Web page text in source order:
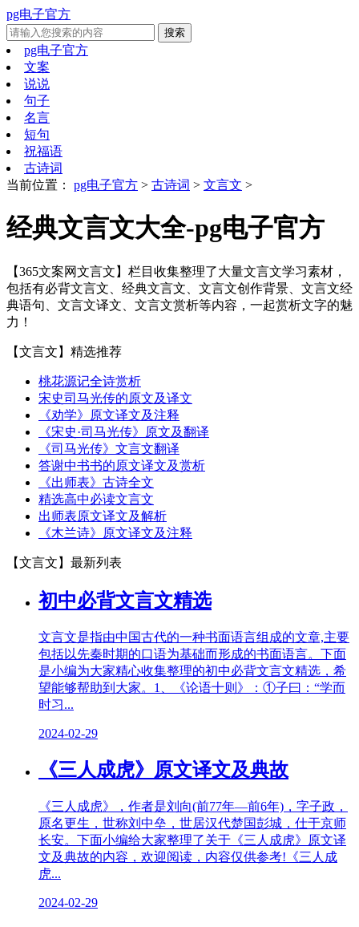
pg电子官方
pg电子官方
文案
说说
句子
名言
短句
祝福语
古诗词
当前位置：
pg电子官方 > 古诗词 > 文言文 >
经典文言文大全-pg电子官方
【365文案网文言文】栏目收集整理了大量文言文学习素材，
包括有必背文言文、经典文言文、文言文创作背景、文言文经
典语句、文言文译文、文言文赏析等内容，一起赏析文字的魅
力！
【文言文】 精选推荐
桃花源记全诗赏析
宋史司马光传的原文及译文
《劝学》原文译文及注释
《宋史·司马光传》原文及翻译
《司马光传》文言文翻译
答谢中书书的原文译文及赏析
《出师表》古诗全文
精选高中必读文言文
出师表原文译文及解析
《木兰诗》原文译文及注释
【文言文】 最新列表
初中必背文言文精选
文言文是指由中国古代的一种书面语言组成的文章,主要
包括以先秦时期的口语为基础而形成的书面语言。下面
是小编为大家精心收集整理的初中必背文言文精选，希
望能够帮助到大家。1、《论语十则》：①子曰：“学而
时习...
2024-02-29
《三人成虎》原文译文及典故
《三人成虎》，作者是刘向(前77年—前6年)，字子政，
原名更生，世称刘中垒，世居汉代楚国彭城，仕于京师
长安。下面小编给大家整理了关于《三人成虎》原文译
文及典故的内容，欢迎阅读，内容仅供参考!《三人成
虎...
2024-02-29